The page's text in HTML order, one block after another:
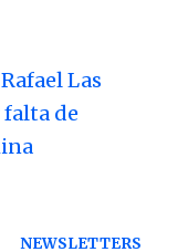
Las
de